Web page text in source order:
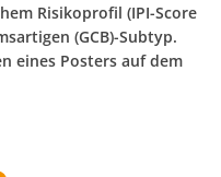
Risikoprofil (IPI-Score
(GCB)-Subtyp.
eines Posters auf dem